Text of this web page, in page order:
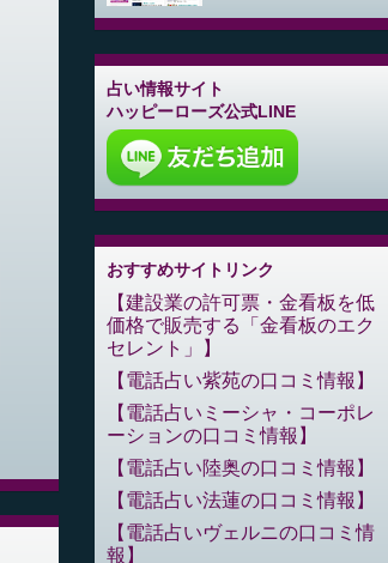
占い情報サイト
ハッピーローズ公式LINE
おすすめサイトリンク
建設業の許可票・金看板を低
価格で販売する「金看板のエク
セレント」
電話占い紫苑の口コミ情報
電話占いミーシャ・コーポレ
ーションの口コミ情報
電話占い陸奥の口コミ情報
電話占い法蓮の口コミ情報
電話占いヴェルニの口コミ情
報